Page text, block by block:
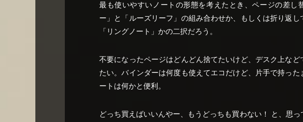
最も使いやすいノートの形態を考えたとき、ページの差し
ー」と「ルーズリーフ」の組み合わせか、もしくは折り返し
「リングノート」かの二択だろう。
不要になったページはどんどん捨てたいけど、デスク上など
たい。バインダーは何度も使えてエコだけど、片手で持った
ートは何かと便利。
どっち買えばいいんやー、もうどっちも買わない！ と、思